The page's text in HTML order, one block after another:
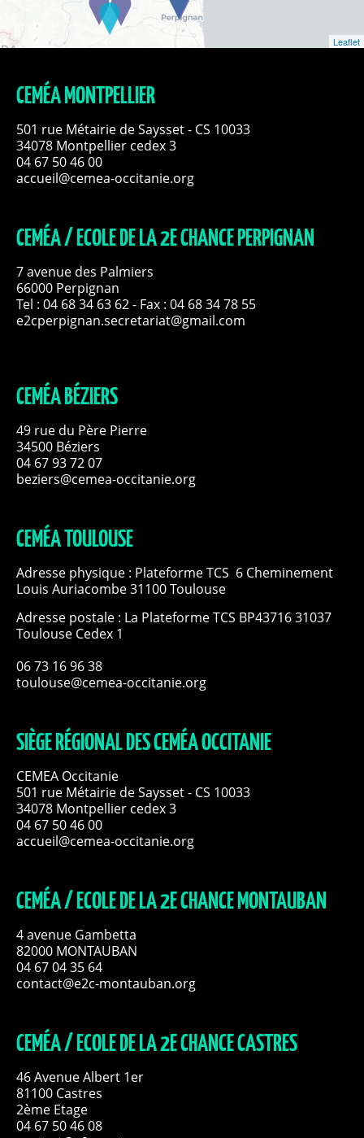
Leaflet
CEMÉA MONTPELLIER
501 rue Métairie de Saysset - CS 10033
34078 Montpellier cedex 3
04 67 50 46 00
accueil@cemea-occitanie.org
CEMÉA / ECOLE DE LA 2E CHANCE PERPIGNAN
7 avenue des Palmiers
66000 Perpignan
Tel : 04 68 34 63 62- Fax : 04 68 34 78 55
e2cperpignan.secretariat@gmail.com
CEMÉA BÉZIERS
49 rue du Père Pierre
34500 Béziers
04 67 93 72 07
beziers@cemea-occitanie.org
CEMÉA TOULOUSE
Adresse physique : Plateforme TCS 6 Cheminement
Louis Auriacombe 31100 Toulouse
Adresse postale : La Plateforme TCS BP43716 31037
Toulouse Cedex 1
06 73 16 96 38
toulouse@cemea-occitanie.org
SIÈGE RÉGIONAL DES CEMÉA OCCITANIE
CEMEA Occitanie
501 rue Métairie de Saysset - CS 10033
34078 Montpellier cedex 3
04 67 50 46 00
accueil@cemea-occitanie.org
CEMÉA / ECOLE DE LA 2E CHANCE MONTAUBAN
4 avenue Gambetta
82000 MONTAUBAN
04 67 04 35 64
contact@e2c-montauban.org
CEMÉA / ECOLE DE LA 2E CHANCE CASTRES
46 Avenue Albert 1er
81100 Castres
2ème Etage
04 67 50 46 08